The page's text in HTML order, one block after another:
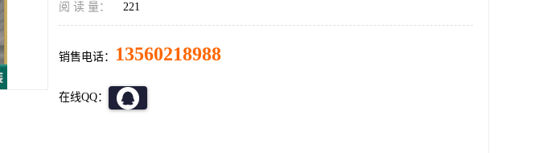
阅 读 量： 221
销售电话： 13560218988
在线QQ：